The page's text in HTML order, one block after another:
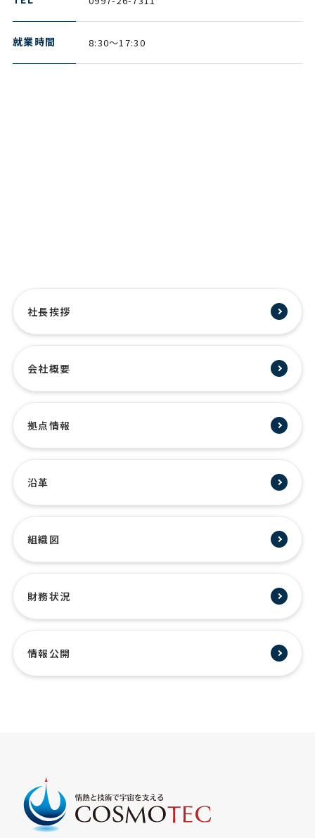
就業時間 8:30～17:30
社長挨拶
会社概要
拠点情報
沿革
組織図
財務状況
情報公開